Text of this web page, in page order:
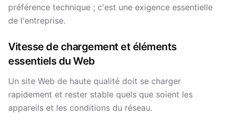
préférence technique ; c'est une exigence essentielle
de l'entreprise.
Vitesse de chargement et éléments
essentiels du Web
Un site Web de haute qualité doit se charger
rapidement et rester stable quels que soient les
appareils et les conditions du réseau.